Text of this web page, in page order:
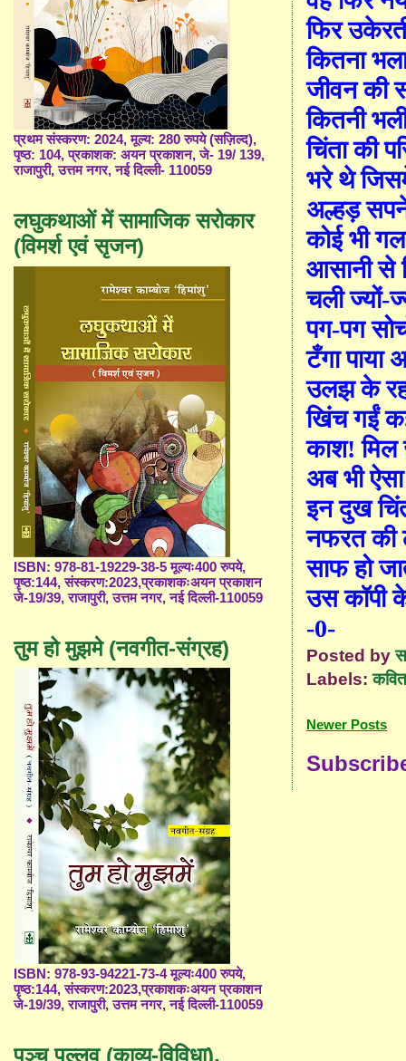
फिर
कितना
जीवन की
कितनी
चिंता की
भरे थे
अल्हड़
कोई भी
आसानी से
चली ज्यों-
पग-पग
टँगा पाया
उलझ के
खिंच गईं
काश!मिल
अब भी
इन दुख
नफरत की
साफ हो
उसकॉपी
-0-
Posted by
Labels:
Newer Posts
प्रथम संस्करण: 2024, मूल्य: 280 रुपये (सज़िल्द),
पृष्ठ: 104, प्रकाशक: अयन प्रकाशन, जे- 19/ 139,
राजापुरी, उत्तम नगर, नई दिल्ली- 110059
लघुकथाओं में सामाजिक सरोकार
(विमर्श एवं सृजन)
ISBN: 978-81-19229-38-5 मूल्यः400 रुपये,
पृष्ठ:144, संस्करण:2023,प्रकाशकःअयन प्रकाशन
जे-19/39, राजापुरी, उत्तम नगर, नई दिल्ली-110059
तुम हो मुझमे (नवगीत-संग्रह)
ISBN: 978-93-94221-73-4 मूल्यः400 रुपये,
पृष्ठ:144, संस्करण:2023,प्रकाशकःअयन प्रकाशन
जे-19/39, राजापुरी, उत्तम नगर, नई दिल्ली-110059
पञ्च पल्लव (काव्य-विविधा),